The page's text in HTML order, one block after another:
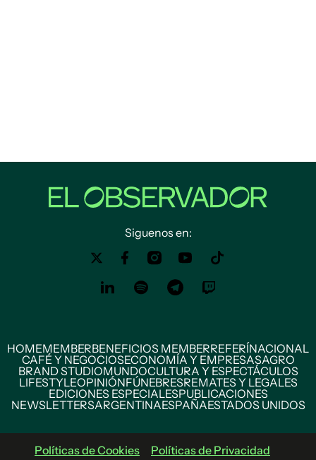
Siguenos en:
HOMEMEMBERBENEFICIOS MEMBERREFERÍNACIONAL
CAFÉ Y NEGOCIOSECONOMÍA Y EMPRESASAGRO
BRAND STUDIOMUNDOCULTURA Y ESPECTÁCULOS
LIFESTYLEOPINIÓNFÚNEBRESREMATES Y LEGALES
EDICIONES ESPECIALESPUBLICACIONES
NEWSLETTERSARGENTINAESPAÑAESTADOS UNIDOS
Políticas de Cookies Políticas de Privacidad